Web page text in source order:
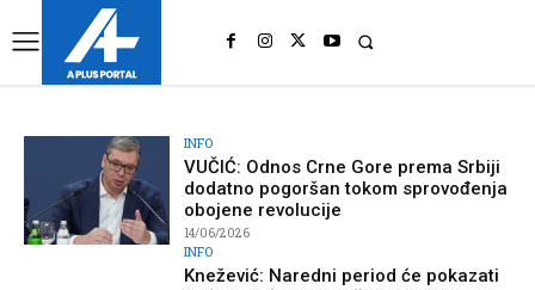
INFO
VUČIĆ: Odnos Crne Gore prema Srbiji
dodatno pogoršan tokom sprovođenja
obojene revolucije
14/06/2026
INFO
Knežević: Naredni period će pokazati